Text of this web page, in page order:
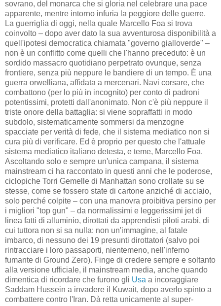
sovrano, del monarca che si gloria nel celebrare una pace
apparente, mentre intorno infuria la peggiore delle guerre.
La guerriglia di oggi, nella quale Marcello Foa si trova
coinvolto – dopo aver dato la sua avventurosa disponibilità a
quell'ipotesi democratica chiamata "governo gialloverde" –
non è un conflitto come quelli che l'hanno preceduto: è un
sordido massacro quotidiano perpetrato ovunque, senza
frontiere, senza più neppure le bandiere di un tempo. È una
guerra orwelliana, affidata a mercenari. Navi corsare, che
combattono (per lo più in incognito) per conto di padroni
potentissimi, protetti dall'anonimato. Non c'è più neppure il
triste onore della battaglia: si viene sopraffatti in modo
subdolo, sistematicamente sommersi da menzogne
spacciate per verità di fede, che il sistema mediatico non si
cura più di verificare. Ed è proprio per questo che l'attuale
sistema mediatico italiano detesta, e teme, Marcello Foa.
Ascoltando solo e sempre un'unica campana, il sistema
mainstream ci ha raccontato in questi anni che le poderose,
ciclopiche Torri Gemelle di Manhattan sono crollate su se
stesse, come se fossero state di cartone anziché di acciaio,
solo perché colpite – con una manovra proibitiva persino per
i migliori "top gun" – da normalissimi e leggerissimi jet di
linea fatti di alluminio, dirottati da apprendisti piloti arabi, di
cui tuttora non si sa nulla: non un'immagine, al fatale
imbarco, di nessuno dei 19 presunti dirottatori (salvo poi
rintracciare i loro passaporti, nientemeno, nell'inferno
fumante di Ground Zero). Finge di credere sempre e soltanto
alla versione ufficiale, il mainstream media, anche quando
dimentica di ricordare che furono gli Usa a incoraggiare
Saddam Hussein a invadere il Kuwait, dopo averlo spinto a
combattere contro l'Iran. Dà retta unicamente al super-